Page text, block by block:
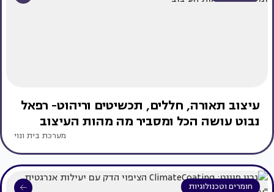
עיצוב תאורה, חללים, תכשיטים וריהוט- רפאל
נבוט עושה הכל ומסביר מה מהות העיצוב
מערכת בית ונוי
חומרים וטכנולוגיות